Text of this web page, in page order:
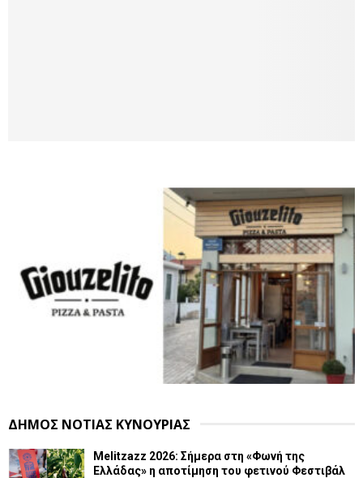
ΔΗΜΟΣ ΝΟΤΙΑΣ ΚΥΝΟΥΡΙΑΣ
Melitzazz 2026: Σήμερα στη «Φωνή της
Ελλάδας» η αποτίμηση του φετινού Φεστιβάλ